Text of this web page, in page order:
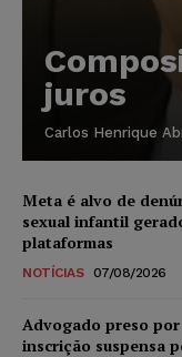
juros
Carlos Henrique
Meta é alvo de
sexual infantil
plataformas
NOTÍCIAS 07/08/2026
Advogado preso
inscrição suspensa